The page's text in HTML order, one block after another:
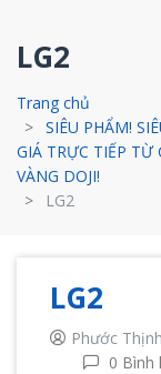
LG2
Trang chủ
SIÊU PHẨM!
GIÁ TRỰC TIẾP TỪ
VÀNG DOJI!
LG2
LG2
Phước Thịnh
0 Bình